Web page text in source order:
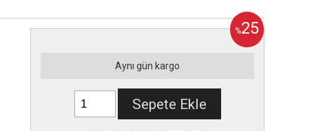
%25
Aynı gün kargo
Sepete Ekle